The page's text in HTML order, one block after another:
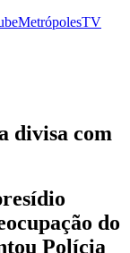
MetrópolesTV
divisa com
do
Polícia